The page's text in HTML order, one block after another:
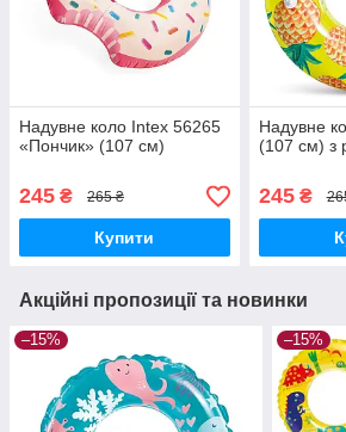
Надувне коло Intex 56265
«Пончик» (107 см)
245 ₴ 265 ₴
Купити
Надувне
(107 см) з
245₴
Акційні пропозиції та новинки
–15% –15%